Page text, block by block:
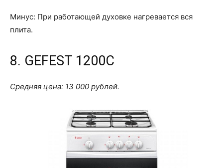
Минус: При работающей духовке нагревается вся
плита.
8. GEFEST 1200C
Средняя цена: 13 000 рублей.